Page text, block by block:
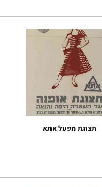
תצוגת מפעל אתא